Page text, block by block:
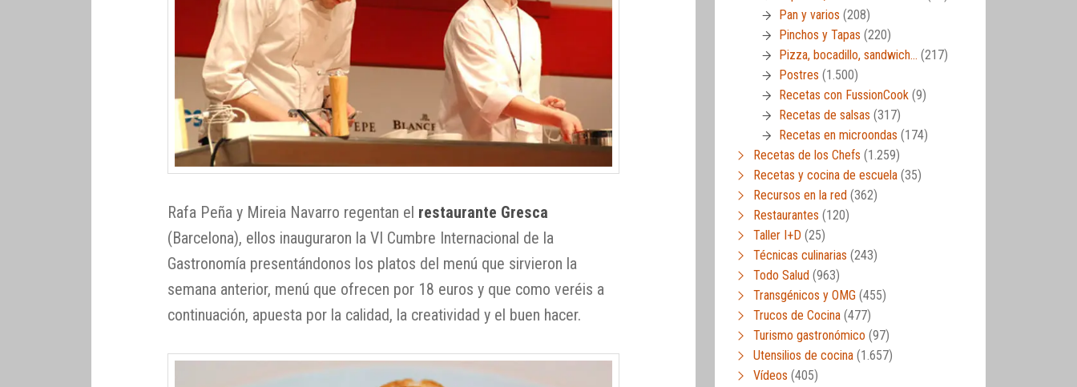
Rafa Peña y Mireia Navarro regentan el restaurante Gresca
(Barcelona), ellos inauguraron la VI Cumbre Internacional de la
Gastronomía presentándonos los platos del menú que sirvieron la
semana anterior, menú que ofrecen por 18 euros y que como veréis a
continuación, apuesta por la calidad, la creatividad y el buen hacer.
Pan y varios (208)
Pinchos y Tapas (220)
Pizza, bocadillo, sandwich… (217)
Postres (1.500)
Recetas con FussionCook (9)
Recetas de salsas (317)
Recetas en microondas (174)
Recetas de los Chefs (1.259)
Recetas y cocina de escuela (35)
Recursos en la red (362)
Restaurantes (120)
Taller I+D (25)
Técnicas culinarias (243)
Todo Salud (963)
Transgénicos y OMG (455)
Trucos de Cocina (477)
Turismo gastronómico (97)
Utensilios de cocina (1.657)
Vídeos (405)